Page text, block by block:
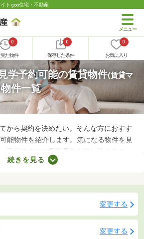
ト goo住宅・不動産
0
た物件
0
保存した条件
0
お気に入り
学予約可能の賃貸物件(賃貸マ
件一覧
から契約を決めたい。そんな方におすす
能物件を紹介します。気になる物件を見
日程ですぐに見学予約を申し込めるの
ズに進みますよ。複数のお部屋を実際に
続きを見る
変更する
変更する